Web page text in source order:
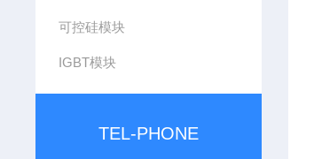
可控硅模块
IGBT模块
TEL-PHONE